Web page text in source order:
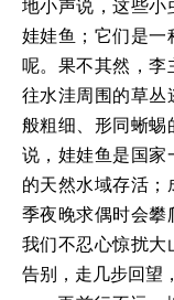
地小声说，这些小
娃娃鱼；它们是一
呢。果不其然，李
往水洼周围的草丛
般粗细、形同蜥蜴
说，娃娃鱼是国家
的天然水域存活；
季夜晚求偶时会攀
我们不忍心惊扰大
告别，走几步回望